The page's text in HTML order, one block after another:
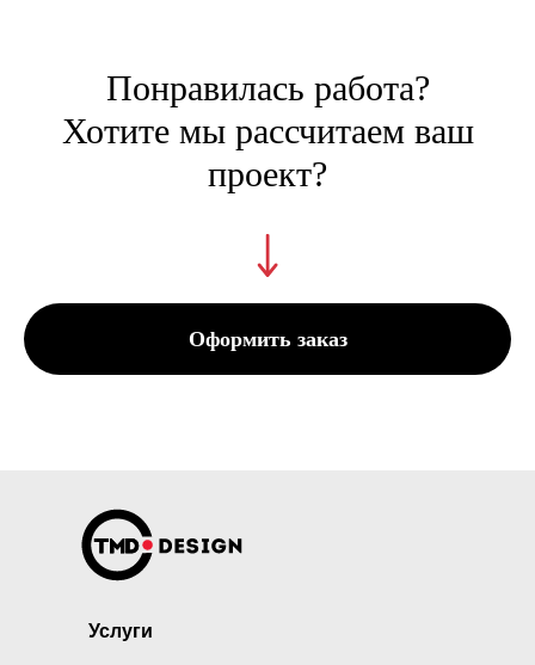
Понравилась работа?
Хотите мы рассчитаем ваш
проект?
Оформить заказ
Услуги